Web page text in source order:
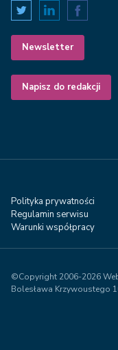
Newsletter
Napisz do redakcji
Polityka prywatności
Regulamin serwisu
Warunki współpracy
©Copyright 2006-2026
Bolesława Krzywoustego